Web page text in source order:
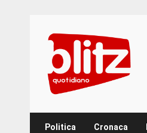
content
Politica Cronaca